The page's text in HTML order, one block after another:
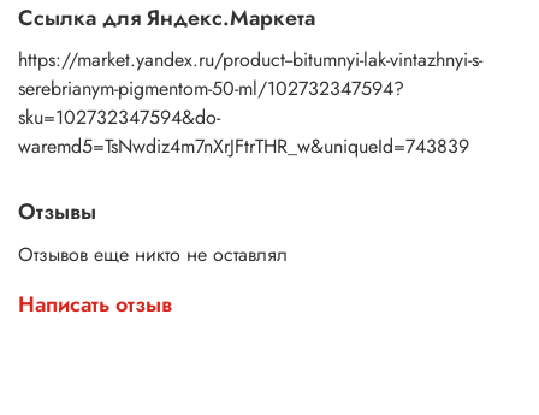
Ссылка для Яндекс.Маркета
https://market.yandex.ru/product--bitumnyi-lak-vintazhnyi-s-
serebrianym-pigmentom-50-ml/102732347594?
sku=102732347594&do-
waremd5=TsNwdiz4m7nXrJFtrTHR_w&uniqueId=743839
Отзывы
Отзывов еще никто не оставлял
Написать отзыв